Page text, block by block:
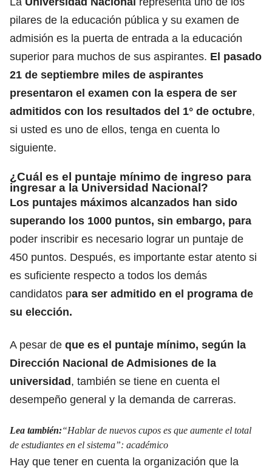
pilares de la educación pública y su examen de
admisión es la puerta de entrada a la educación
superior para muchos de sus aspirantes. El pasado
21 de septiembre miles de aspirantes
presentaron el examen con la espera de ser
admitidos con los resultados del 1° de octubre,
si usted es uno de ellos, tenga en cuenta lo
siguiente.
¿Cuál es el puntaje mínimo de ingreso para
ingresar a la Universidad Nacional?
Los puntajes máximos alcanzados han sido
superando los 1000 puntos, sin embargo, para
poder inscribir es necesario lograr un puntaje de
450 puntos. Después, es importante estar atento si
es suficiente respecto a todos los demás
candidatos para ser admitido en el programa de
su elección.
A pesar de que es el puntaje mínimo, según la
Dirección Nacional de Admisiones de la
universidad, también se tiene en cuenta el
desempeño general y la demanda de carreras.
Lea también:“Hablar de nuevos cupos es que aumente el total
de estudiantes en el sistema”: académico
Hay que tener en cuenta la organización que la